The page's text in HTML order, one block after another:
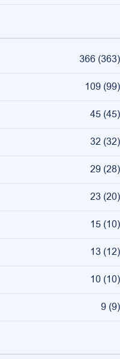
366 (363)
109 (99)
45 (45)
32 (32)
29 (28)
23 (20)
15 (10)
13 (12)
10 (10)
9 (9)